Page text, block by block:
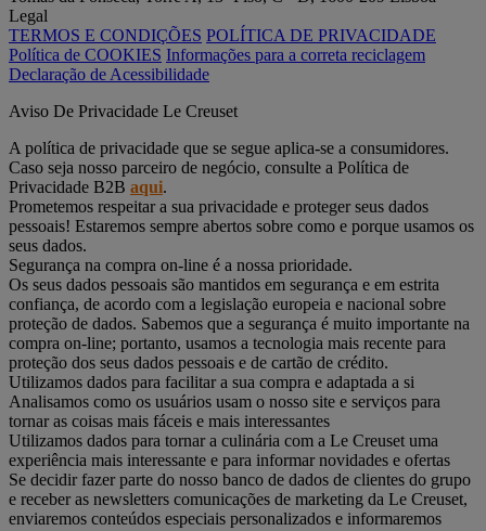
Legal
TERMOS E CONDIÇÕES POLÍTICA DE PRIVACIDADE
Política de COOKIES Informações para a correta reciclagem
Declaração de Acessibilidade
Aviso De Privacidade Le Creuset
A política de privacidade que se segue aplica-se a consumidores.
Caso seja nosso parceiro de negócio, consulte a Política de
Privacidade B2B aqui.
Prometemos respeitar a sua privacidade e proteger seus dados
pessoais! Estaremos sempre abertos sobre como e porque usamos os
seus dados.
Segurança na compra on-line é a nossa prioridade.
Os seus dados pessoais são mantidos em segurança e em estrita
confiança, de acordo com a legislação europeia e nacional sobre
proteção de dados. Sabemos que a segurança é muito importante na
compra on-line; portanto, usamos a tecnologia mais recente para
proteção dos seus dados pessoais e de cartão de crédito.
Utilizamos dados para facilitar a sua compra e adaptada a si
Analisamos como os usuários usam o nosso site e serviços para
tornar as coisas mais fáceis e mais interessantes
Utilizamos dados para tornar a culinária com a Le Creuset uma
experiência mais interessante e para informar novidades e ofertas
Se decidir fazer parte do nosso banco de dados de clientes do grupo
e receber as newsletters comunicações de marketing da Le Creuset,
enviaremos conteúdos especiais personalizados e informaremos